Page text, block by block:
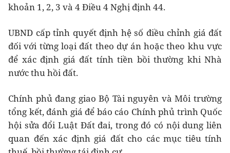
khoản 1, 2, 3 và 4 Điều 4 Nghị định 44.
UBND cấp tỉnh quyết định hệ số điều chỉnh giá đất
đối với từng loại đất theo dự án hoặc theo khu vực
để xác định giá đất tính tiền bồi thường khi Nhà
nước thu hồi đất.
Chính phủ đang giao Bộ Tài nguyên và Môi trường
tổng kết, đánh giá để báo cáo Chính phủ trình Quốc
hội sửa đổi Luật Đất đai, trong đó có nội dung liên
quan đến xác định giá đất cho các mục tiêu tính